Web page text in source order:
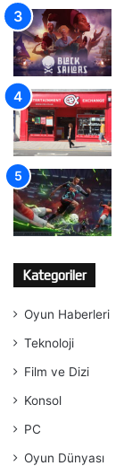
Kategoriler
Oyun Haberleri
Teknoloji
Film ve Dizi
Konsol
PC
Oyun Dünyası